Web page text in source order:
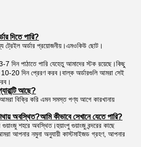
দিতে পারি?
ট্রেইল অর্ডার প্রয়োজনীয়।এমওকিউ ছোট।
পাঠাতে পারি যেহেতু আমাদের স্টক রয়েছে।কিছু
20 দিন প্রেরণ করব।বাল্ক অর্ডারগুলি আমরা সেই
আছে?
বিক্রি করি এমন সমস্ত পণ্য আগে কারখানায়
অবস্থিত?আমি কীভাবে সেখানে যেতে পারি?
শহরে অবস্থিত।হুয়াংপু গুয়াংজু বন্দরের কাছে
আপনার নমুনা অনুযায়ী কাস্টমাইজড গ্রহণ, আপনার